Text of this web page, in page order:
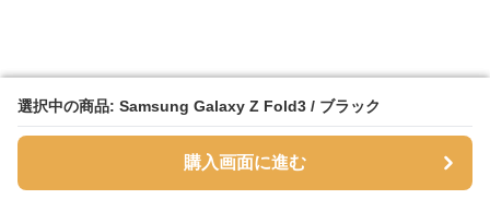
選択中の商品: Samsung Galaxy Z Fold3 / ブラック
購入画面に進む
選択中の商品: Samsung Galaxy Z Fold3 / ブラック
購入画面に進む